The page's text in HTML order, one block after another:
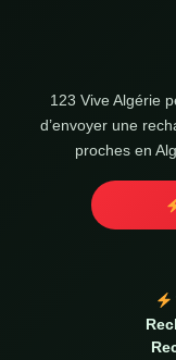
123 Vive Algérie
d’envoyer une
proches en